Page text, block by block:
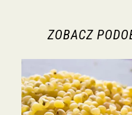
ZOBACZ